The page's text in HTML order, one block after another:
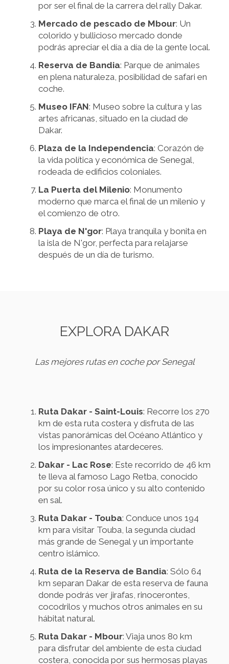
por ser el final de la carrera del rally Dakar.
Mercado de pescado de Mbour: Un
colorido y bullicioso mercado donde
podrás apreciar el día a día de la gente local.
Reserva de Bandia: Parque de animales
en plena naturaleza, posibilidad de safari en
coche.
Museo IFAN: Museo sobre la cultura y las
artes africanas, situado en la ciudad de
Dakar.
Plaza de la Independencia: Corazón de
la vida política y económica de Senegal,
rodeada de edificios coloniales.
La Puerta del Milenio: Monumento
moderno que marca el final de un milenio y
el comienzo de otro.
Playa de N'gor: Playa tranquila y bonita en
la isla de N'gor, perfecta para relajarse
después de un día de turismo.
EXPLORA DAKAR
Las mejores rutas en coche por Senegal
Ruta Dakar - Saint-Louis: Recorre los 270
km de esta ruta costera y disfruta de las
vistas panorámicas del Océano Atlántico y
los impresionantes atardeceres.
Dakar - Lac Rose: Este recorrido de 46 km
te lleva al famoso Lago Retba, conocido
por su color rosa único y su alto contenido
en sal.
Ruta Dakar - Touba: Conduce unos 194
km para visitar Touba, la segunda ciudad
más grande de Senegal y un importante
centro islámico.
Ruta de la Reserva de Bandia: Sólo 64
km separan Dakar de esta reserva de fauna
donde podrás ver jirafas, rinocerontes,
cocodrilos y muchos otros animales en su
hábitat natural.
Ruta Dakar - Mbour: Viaja unos 80 km
para disfrutar del ambiente de esta ciudad
costera, conocida por sus hermosas playas